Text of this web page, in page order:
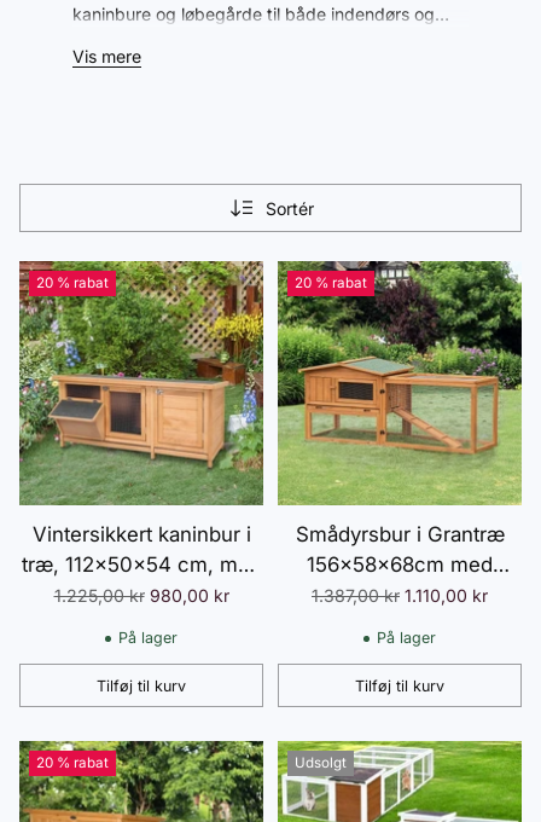
kaninbure og løbegårde til både indendørs og
leveret lige til døren.
Vis mere
Sortér
20 % rabat
Vintersikkert kaninbur i
træ, 112x50x54 cm, med
bitumentag, 2 døre,
metalnet, egnet til
udendørs brug, natur/sort
Normalpris
1.225,00 kr 980,00 kr
På lager
Tilføj til kurv
Antal
20 % rabat
Smådyrsbur i Grantræ
156x58x68cm med
Asfalttag, Smådyrshus
Udendørs Indendørs,
Orange
Normalpris
1.387,00 kr 1.110,00 kr
På lager
Tilføj til kurv
Antal
20 % rabat Udsolgt